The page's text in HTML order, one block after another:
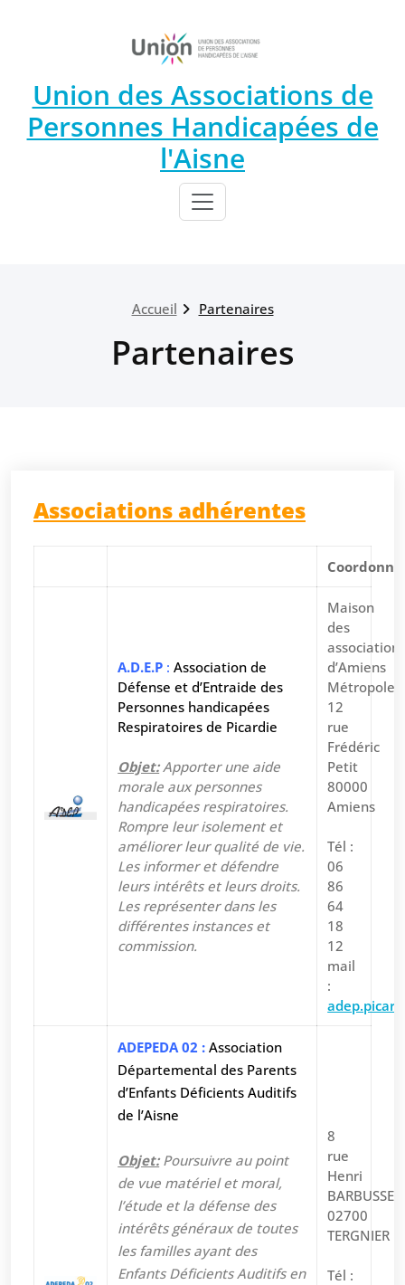
Union des Associations de
Personnes Handicapées de
l'Aisne
Accueil Partenaires
Partenaires
Associations adhérentes
A.D.E.P :Association de
Défense et d’Entraide des
Personnes handicapées
Respiratoires de Picardie
Objet: Apporter une aide
morale aux personnes
handicapées respiratoires.
Rompre leur isolement et
améliorer leur qualité de vie.
Les informer et défendre
leurs intérêts et leurs droits.
Les représenter dans les
différentes instances et
commission.
Maison
des
d’Amiens
Métropole
12
rue
Frédéric
Petit
80000
Amiens
Tél :
06
86
64
18
12
mail
:
ADEPEDA 02 :Association
Départemental des Parents
d’Enfants Déficients Auditifs
de l’Aisne
Objet: Poursuivre au point
de vue matériel et moral,
l’étude et la défense des
intérêts généraux de toutes
les familles ayant des
Enfants Déficients Auditifs en
8
rue
Henri
BARBUSSE
02700
TERGNIER
Tél :